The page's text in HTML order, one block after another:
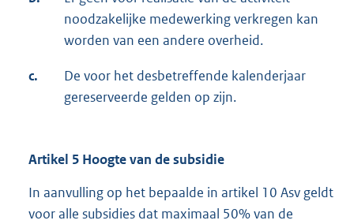
noodzakelijke medewerking verkregen kan
worden van een andere overheid.
c.
De voor het desbetreffende kalenderjaar
gereserveerde gelden op zijn.
Artikel 5 Hoogte van de subsidie
In aanvulling op het bepaalde in artikel 10 Asv geldt
voor alle subsidies dat maximaal 50% van de